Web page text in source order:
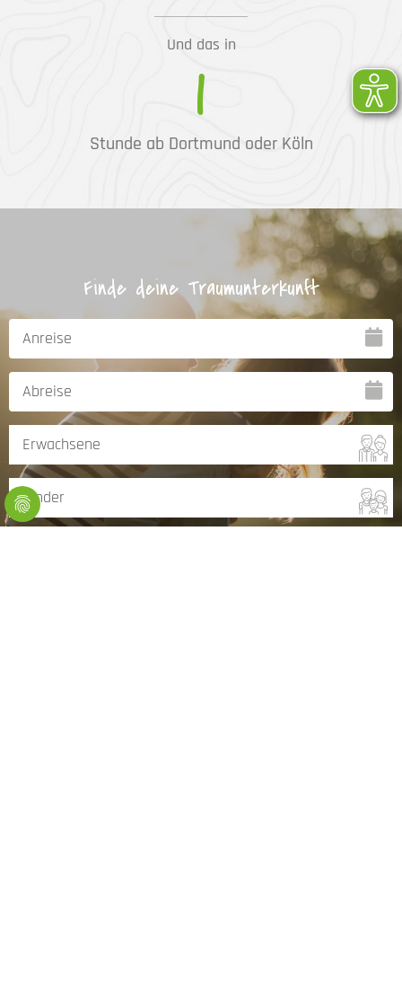
Und das in
1
Stunde ab Dortmund oder Köln
Finde deine Traumunterkunft